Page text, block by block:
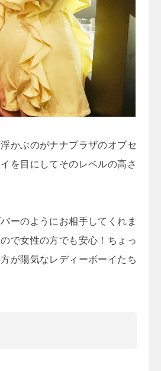
かぶのがナナプラザのオブセ
を目にしてそのレベルの高さ
ーのようにお相手してくれま
で女性の方でも安心！ちょっ
が陽気なレディーボーイたち